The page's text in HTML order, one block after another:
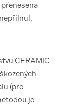
CERAMIC
(pro
je